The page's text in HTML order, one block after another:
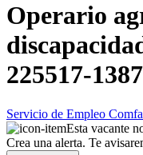
Operario
225517-
Servicio de Empleo
Esta vacante
Crea una alerta. Te